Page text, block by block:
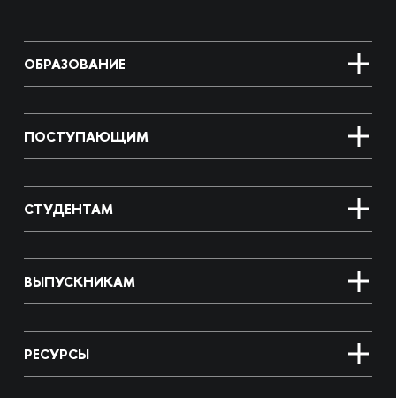
ОБРАЗОВАНИЕ
ПОСТУПАЮЩИМ
СТУДЕНТАМ
ВЫПУСКНИКАМ
РЕСУРСЫ